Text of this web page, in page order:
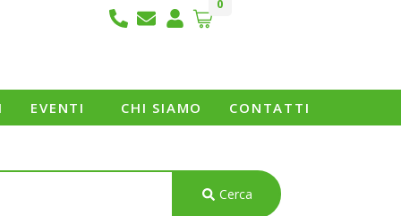
0
EVENTI CHI SIAMO CONTATTI
Cerca